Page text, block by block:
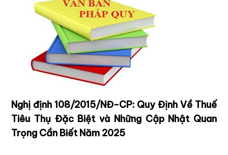
Nghị định 108/2015/NĐ-CP: Quy Định Về Thuế
Tiêu Thụ Đặc Biệt và Những Cập Nhật Quan
Trọng Cần Biết Năm 2025